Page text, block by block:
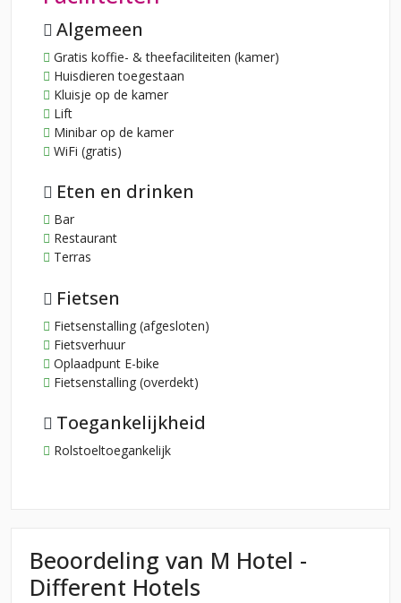
Algemeen
Gratis koffie- & theefaciliteiten (kamer)
Huisdieren toegestaan
Kluisje op de kamer
Lift
Minibar op de kamer
WiFi (gratis)
Eten en drinken
Bar
Restaurant
Terras
Fietsen
Fietsenstalling (afgesloten)
Fietsverhuur
Oplaadpunt E-bike
Fietsenstalling (overdekt)
Toegankelijkheid
Rolstoeltoegankelijk
Beoordeling van M Hotel -
Different Hotels